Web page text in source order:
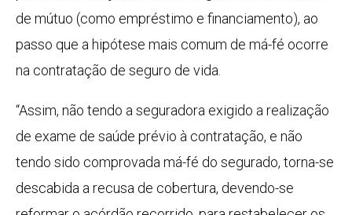
de mútuo (como empréstimo e financiamento), ao
passo que a hipótese mais comum de má-fé ocorre
na contratação de seguro de vida.
“Assim, não tendo a seguradora exigido a realização
de exame de saúde prévio à contratação, e não
tendo sido comprovada má-fé do segurado, torna-se
descabida a recusa de cobertura, devendo-se